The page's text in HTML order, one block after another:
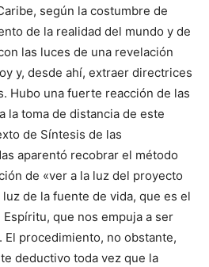
según la costumbre de
de la realidad del mundo y de
las luces de una revelación
y, desde ahí, extraer directrices
Hubo una fuerte reacción de las
la toma de distancia de este
de Síntesis de las
aparentó recobrar el método
de «ver a la luz del proyecto
de la fuente de vida, que es el
que nos empuja a ser
procedimiento, no obstante,
deductivo toda vez que la